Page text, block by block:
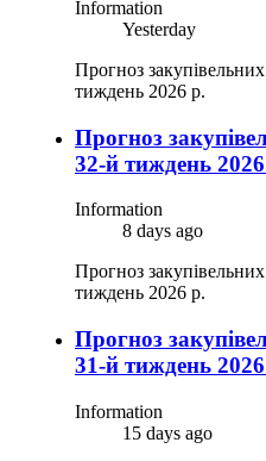
Information
Yesterday
Прогноз
тиждень 2026 р.
Прогноз
32-й тиждень
Information
8 days ago
Прогноз
тиждень 2026 р.
Прогноз
31-й тиждень
Information
15 days ago